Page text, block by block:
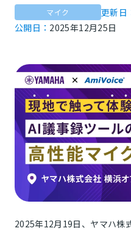
マイク 更新日
公開日： 2025年12月25日
2025年12月19日、ヤマハ株